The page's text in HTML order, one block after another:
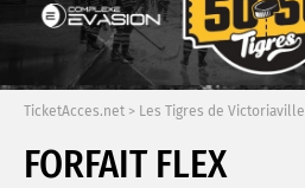
TicketAcces.net > Les Tigres de Victoriaville
FORFAIT FLEX